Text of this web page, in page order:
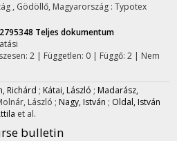
, Gödöllő, Magyarország : Typotex
Teljes dokumentum
2| Független: 0 | Függő: 2 | Nem
Richárd ; Kátai, László ; Madarász,
László ; Nagy, István ; Oldal, István
et al.
bulletin